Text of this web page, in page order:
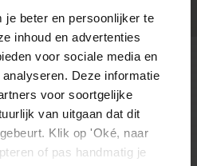
je beter en persoonlijker te
inhoud en advertenties
voor sociale media en
Deze informatie
voor soortgelijke
van uitgaan dat dit
Klik op 'Oké, naar
of pas handmatig je